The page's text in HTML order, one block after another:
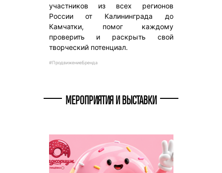
участников из всех регионов
России от Калининграда до
Камчатки, помог каждому
проверить и раскрыть свой
творческий потенциал.
#ПродвижениеБренда
МЕРОПРИЯТИЯ И ВЫСТАВКИ